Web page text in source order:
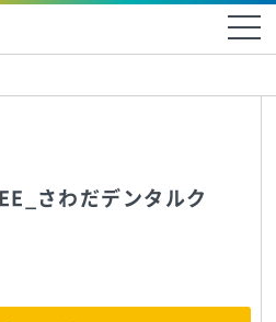
さわだデンタルク